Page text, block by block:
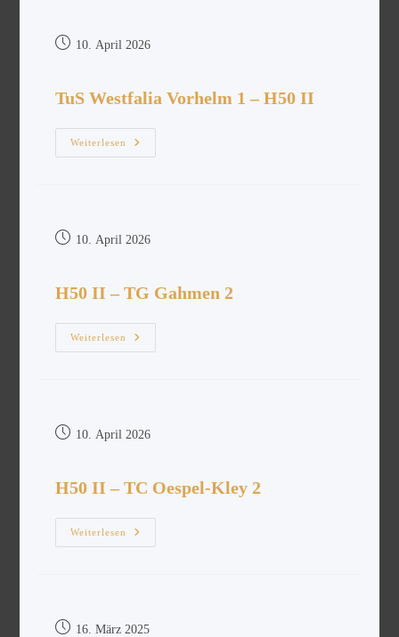
10. April 2026
TuS Westfalia Vorhelm 1 – H50 II
Weiterlesen
10. April 2026
H50 II – TG Gahmen 2
Weiterlesen
10. April 2026
H50 II – TC Oespel-Kley 2
Weiterlesen
16. März 2025